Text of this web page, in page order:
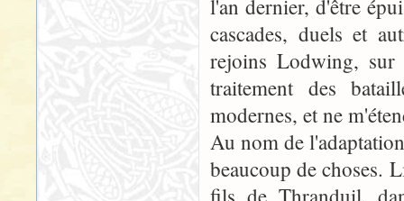
l'an dernier, d'être
cascades, duels et
rejoins Lodwing, sur
traitement des
modernes, et ne
Au nom de
beaucoup de choses.
fils de Thranduil,